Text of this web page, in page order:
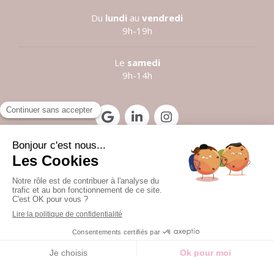
Du lundi au vendredi
9h-19h
Le samedi
9h-14h
Prendre rendez-vous
©2021 Anne LE LOUARN
Création et référencement du site par Simplébo
Site partenaire deInstitut Cassiopée